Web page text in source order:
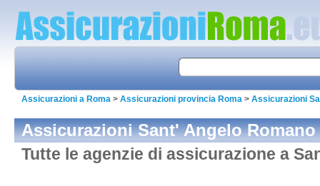
Assicurazioni a Roma > Assicurazioni provincia Roma > Assicurazioni
Assicurazioni Sant' Angelo Romano
Tutte le agenzie di assicurazione a